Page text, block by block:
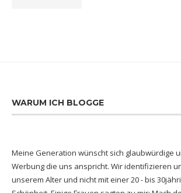
WARUM ICH BLOGGE
Meine Generation wünscht sich glaubwürdige
Werbung die uns anspricht. Wir identifizieren
unserem Alter und nicht mit einer 20 - bis